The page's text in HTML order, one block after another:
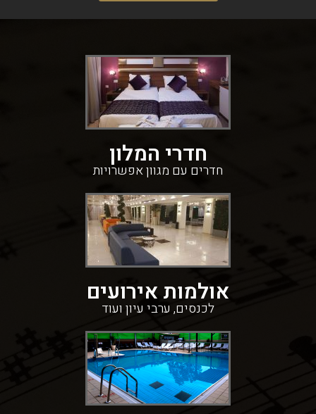
חדרי המלון
חדרים עם מגוון אפשרויות
אולמות אירועים
לכנסים, ערבי עיון ועוד